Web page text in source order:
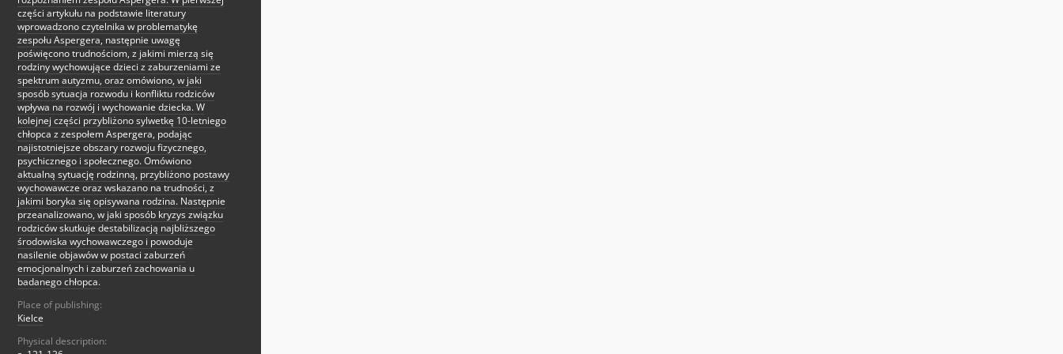
części artykułu na podstawie literatury
wprowadzono czytelnika w problematykę
zespołu Aspergera, następnie uwagę
poświęcono trudnościom, z jakimi mierzą się
rodziny wychowujące dzieci z zaburzeniami ze
spektrum autyzmu, oraz omówiono, w jaki
sposób sytuacja rozwodu i konfliktu rodziców
wpływa na rozwój i wychowanie dziecka. W
kolejnej części przybliżono sylwetkę 10-letniego
chłopca z zespołem Aspergera, podając
najistotniejsze obszary rozwoju fizycznego,
psychicznego i społecznego. Omówiono
aktualną sytuację rodzinną, przybliżono postawy
wychowawcze oraz wskazano na trudności, z
jakimi boryka się opisywana rodzina. Następnie
przeanalizowano, w jaki sposób kryzys związku
rodziców skutkuje destabilizacją najbliższego
środowiska wychowawczego i powoduje
nasilenie objawów w postaci zaburzeń
emocjonalnych i zaburzeń zachowania u
badanego chłopca.
Place of publishing:
Kielce
Physical description: